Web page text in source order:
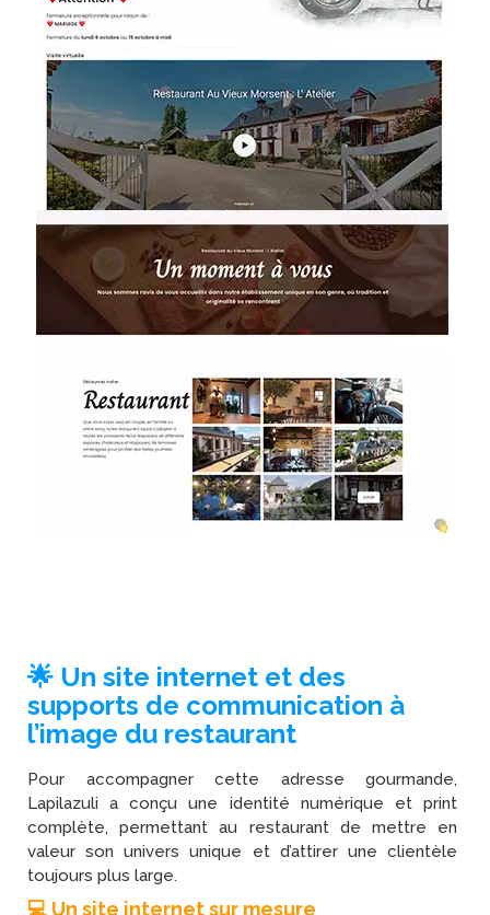
🌟 Un site internet et des
supports de communication à
l’image du restaurant
Pour accompagner cette adresse gourmande,
Lapilazuli a conçu une identité numérique et print
complète, permettant au restaurant de mettre en
valeur son univers unique et d’attirer une clientèle
toujours plus large.
💻 Un site internet sur mesure